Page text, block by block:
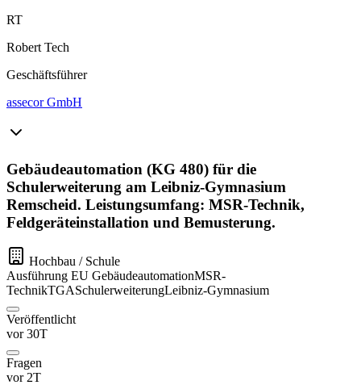
RT
Robert Tech
Geschäftsführer
assecor GmbH
Gebäudeautomation (KG 480) für die
Schulerweiterung am Leibniz-Gymnasium
Remscheid. Leistungsumfang: MSR-Technik,
Feldgeräteinstallation und Bemusterung.
Hochbau / Schule
Ausführung EU GebäudeautomationMSR-
TechnikTGASchulerweiterungLeibniz-Gymnasium
Veröffentlicht
vor 30T
Fragen
vor 2T